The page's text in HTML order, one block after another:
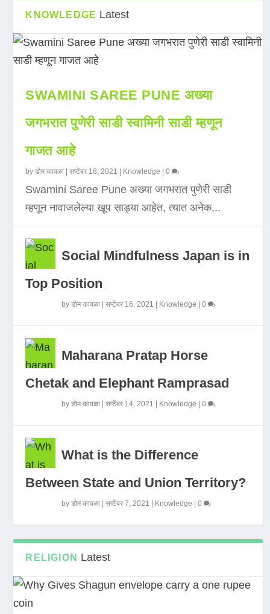
KNOWLEDGE Latest
SWAMINI SAREE PUNE अख्या
जगभरात पुणेरी साडी स्वामिनी साडी म्हणून
गाजत आहे
byडोम कावळा |सप्टेंबर 18, 2021 Knowledge |0
Swamini Saree Pune अख्या जगभरात पुणेरी साडी
म्हणून नावाजलेल्या खूप साड्या आहेत, त्यात अनेक...
Social Mindfulness Japan is in
Top Position
byडोम कावळा |सप्टेंबर 16, 2021 Knowledge |0
Maharana Pratap Horse
Chetak and Elephant Ramprasad
byडोम कावळा |सप्टेंबर 14, 2021 Knowledge |0
What is the Difference
Between State and Union Territory?
byडोम कावळा |सप्टेंबर 7, 2021 Knowledge |0
RELIGION Latest